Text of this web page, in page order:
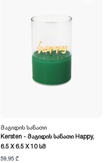
Მაგიდის Სანათი
Kersten - Მაგიდის Სანათი Happy,
6.5 X 6.5 X 10 Სმ
59,95 ₾